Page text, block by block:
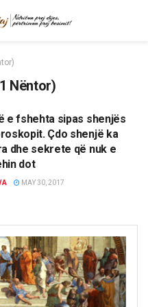
Nëntor)
e fshehta sipas shenjës
Çdo shenjë ka
dhe sekrete që nuk e
dot
MAY 30, 2017